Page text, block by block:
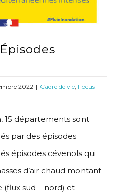
2022 | Cadre de vie Focus
15 départements sont
par des épisodes
épisodes cévenols qui
d’air chaud montant
sud – nord) et